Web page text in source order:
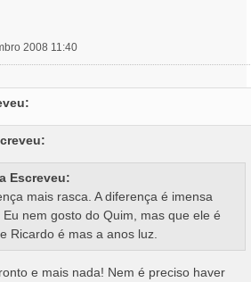
2008 11:40
Escreveu:
mais rasca. A diferença é imensa
Eu nem gosto do Quim, mas que ele é
Ricardo é mas a anos luz.
e mais nada! Nem é preciso haver